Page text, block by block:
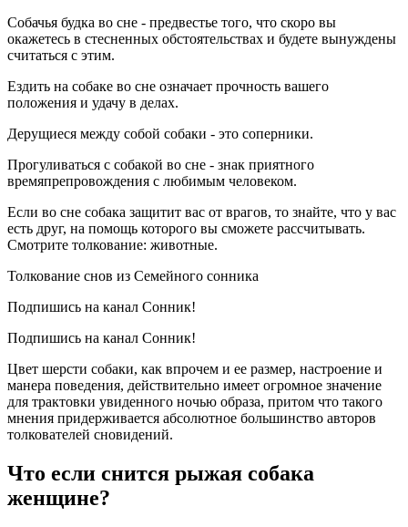
Собачья будка во сне - предвестье того, что скоро вы
окажетесь в стесненных обстоятельствах и будете вынуждены
считаться с этим.
Ездить на собаке во сне означает прочность вашего
положения и удачу в делах.
Дерущиеся между собой собаки - это соперники.
Прогуливаться с собакой во сне - знак приятного
времяпрепровождения с любимым человеком.
Если во сне собака защитит вас от врагов, то знайте, что у вас
есть друг, на помощь которого вы сможете рассчитывать.
Смотрите толкование: животные.
Толкование снов из Семейного сонника
Подпишись на канал Сонник!
Подпишись на канал Сонник!
Цвет шерсти собаки, как впрочем и ее размер, настроение и
манера поведения, действительно имеет огромное значение
для трактовки увиденного ночью образа, притом что такого
мнения придерживается абсолютное большинство авторов
толкователей сновидений.
Что если снится рыжая собака
женщине?